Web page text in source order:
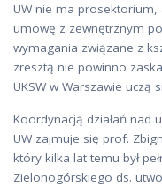
UW nie ma prosektorium,
umowę z zewnętrznym
wymagania związane z
zresztą nie powinno
UKSW w Warszawie uczą
Koordynacją działań nad
UW zajmuje się prof.
który kilka lat temu był
Zielonogórskiego ds.